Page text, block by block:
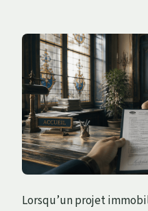
Lorsqu’un projet